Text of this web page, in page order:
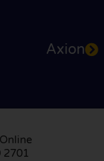
Axion
2701